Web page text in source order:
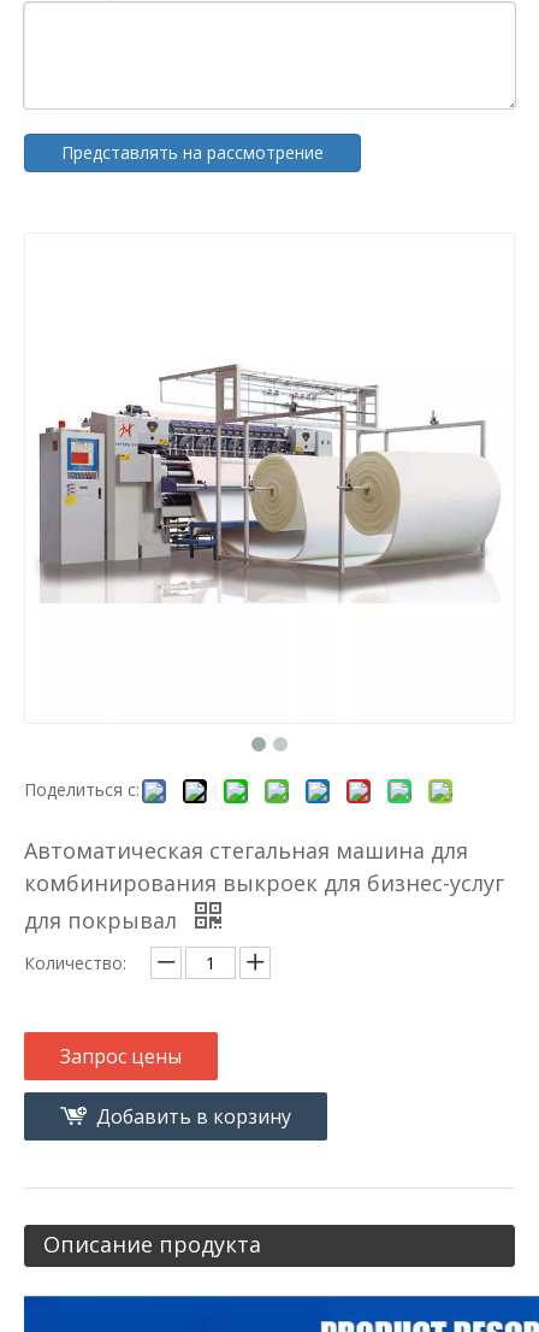
Представлять на рассмотрение
Поделиться с:
Автоматическая стегальная машина для
комбинирования выкроек для бизнес-услуг
для покрывал
Количество:
Запрос цены
Добавить в корзину
Описание продукта